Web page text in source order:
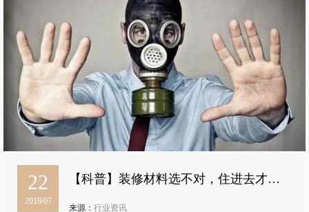
【科普】装修材料选不对，住进去才叫
细思极恐
来源： 行业资讯
22
2019/07